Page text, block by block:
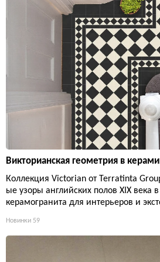
Викторианская геометрия в
Коллекция Victorian от Terratinta
ые узоры английских полов XIX века
керамогранита для интерьеров и
Новинки 59